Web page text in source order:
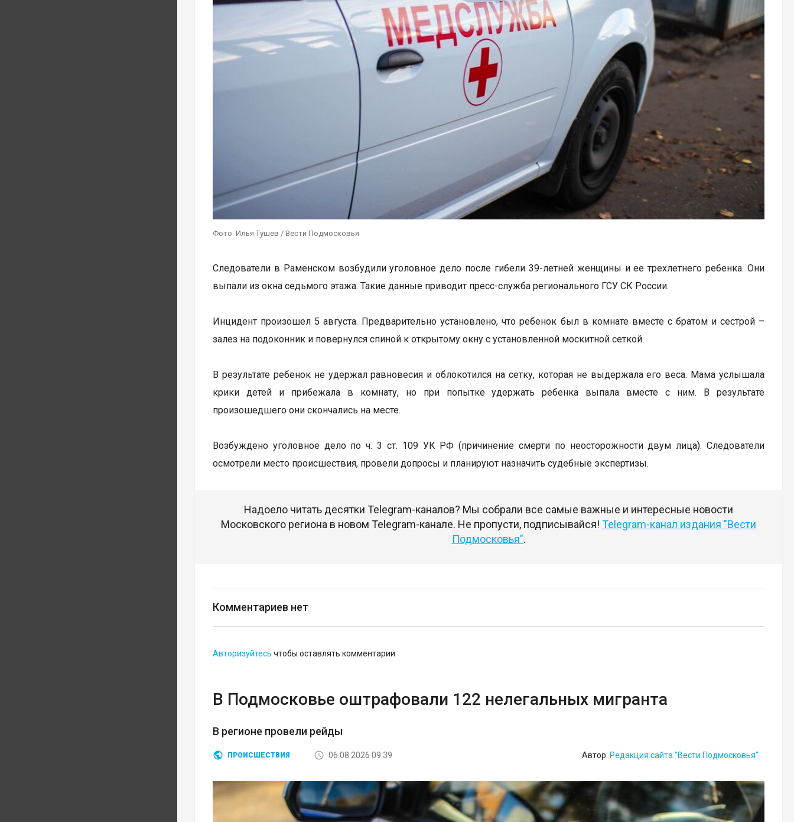
Фото: Илья Тушев / Вести Подмосковья
Следователи в Раменском возбудили уголовное дело после гибели 39-летней женщины и ее трехлетнего ребенка. Они
выпали из окна седьмого этажа. Такие данные приводит пресс-служба регионального ГСУ СК России.
Инцидент произошел 5 августа. Предварительно установлено, что ребенок был в комнате вместе с братом и сестрой –
залез на подоконник и повернулся спиной к открытому окну с установленной москитной сеткой.
В результате ребенок не удержал равновесия и облокотился на сетку, которая не выдержала его веса. Мама услышала
крики детей и прибежала в комнату, но при попытке удержать ребенка выпала вместе с ним. В результате
произошедшего они скончались на месте.
Возбуждено уголовное дело по ч. 3 ст. 109 УК РФ (причинение смерти по неосторожности двум лица). Следователи
осмотрели место происшествия, провели допросы и планируют назначить судебные экспертизы.
Надоело читать десятки Telegram-каналов? Мы собрали все самые важные и интересные новости
Московского региона в новом Telegram-канале. Не пропусти, подписывайся! Telegram-канал издания "Вести
Подмосковья".
Комментариев нет
Авторизуйтесь чтобы оставлять комментарии
В Подмосковье оштрафовали 122 нелегальных мигранта
В регионе провели рейды
ПРОИСШЕСТВИЯ 06.08.2026 09:39 Автор: Редакция сайта "Вести Подмосковья"